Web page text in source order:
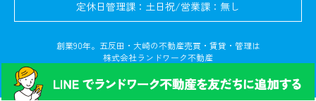
定休日管理課：土日祝/営業課：無し
創業90年。五反田・大崎の不動産売買・賃貸・管理は
株式会社ランドワーク不動産
© Copyright 2024. All rights reserved.